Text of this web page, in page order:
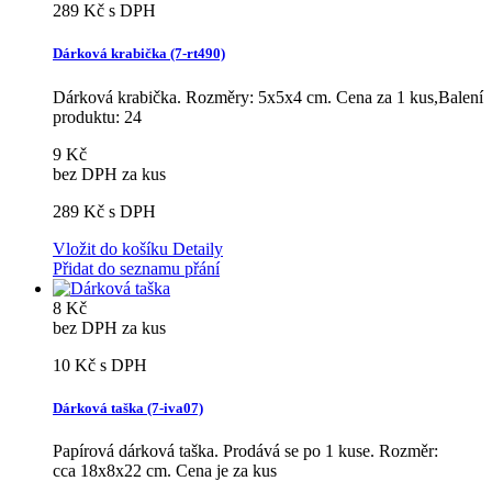
289 Kč s DPH
Dárková krabička (7-rt490)
Dárková krabička. Rozměry: 5x5x4 cm. Cena za 1 kus,Balení
produktu: 24
9 Kč
bez DPH za kus
289 Kč s DPH
Vložit do košíku Detaily
Přidat do seznamu přání
8 Kč
bez DPH za kus
10 Kč s DPH
Dárková taška (7-iva07)
Papírová dárková taška. Prodává se po 1 kuse. Rozměr:
cca 18x8x22 cm. Cena je za kus